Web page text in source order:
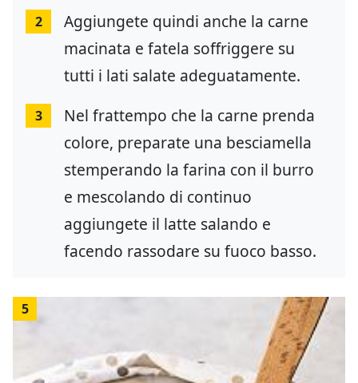
2
Aggiungete quindi anche la carne
macinata e fatela soffriggere su
tutti i lati salate adeguatamente.
3
Nel frattempo che la carne prenda
colore, preparate una besciamella
stemperando la farina con il burro
e mescolando di continuo
aggiungete il latte salando e
facendo rassodare su fuoco basso.
5